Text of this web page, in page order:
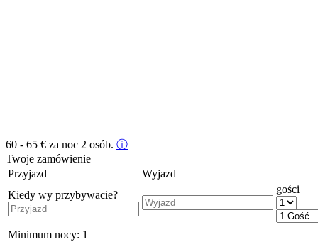
60 - 65 € za noc 2 osób. ⓘ
Twoje zamówienie
Przyjazd
Wyjazd
Kiedy wy przybywacie?
gości
Minimum nocy: 1